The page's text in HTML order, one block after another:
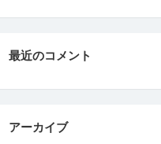
最近のコメント
アーカイブ